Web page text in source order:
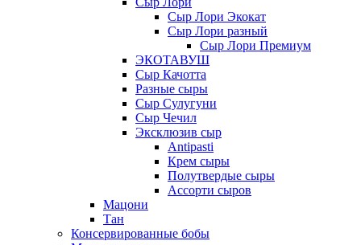
Сыр Лори Экокат
Сыр Лори разный
Сыр Лори Премиум
ЭКОТАВУШ
Сыр Качотта
Разные сыры
Сыр Сулугуни
Сыр Чечил
Эксклюзив сыр
Antipasti
Крем сыры
Полутвердые сыры
Ассорти сыров
Мацони
Тан
Консервированные бобы